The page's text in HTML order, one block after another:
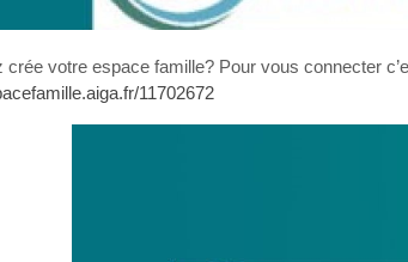
crée votre espace famille? Pour vous connecter
11702672